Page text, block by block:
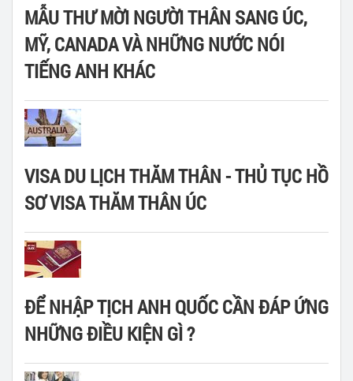
MẪU THƯ MỜI NGƯỜI THÂN SANG ÚC,
MỸ, CANADA VÀ NHỮNG NƯỚC NÓI
TIẾNG ANH KHÁC
VISA DU LỊCH THĂM THÂN - THỦ TỤC HỒ
SƠ VISA THĂM THÂN ÚC
ĐỂ NHẬP TỊCH ANH QUỐC CẦN ĐÁP ỨNG
NHỮNG ĐIỀU KIỆN GÌ ?